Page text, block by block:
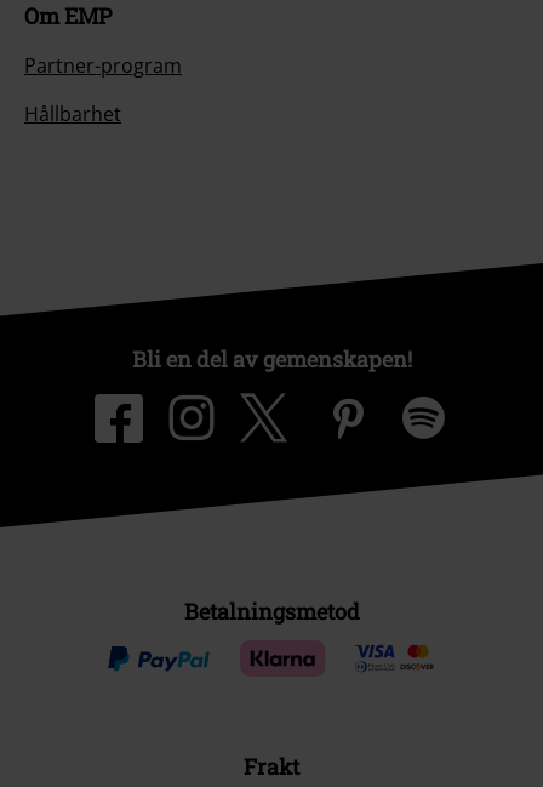
Om EMP
Partner-program
Hållbarhet
Bli en del av gemenskapen!
Betalningsmetod
Frakt